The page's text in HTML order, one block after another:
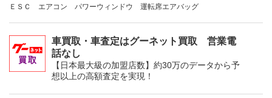
ＥＳＣ エアコン パワーウィンドウ 運転席エアバッグ
車買取・車査定はグーネット買取 営業電
話なし
【日本最大級の加盟店数】約30万のデータから予
想以上の高額査定を実現！